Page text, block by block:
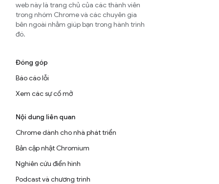
web này là trang chủ của các thành viên
trong nhóm Chrome và các chuyên gia
bên ngoài nhằm giúp bạn trong hành trình
đó.
Đóng góp
Báo cáo lỗi
Xem các sự cố mở
Nội dung liên quan
Chrome dành cho nhà phát triển
Bản cập nhật Chromium
Nghiên cứu điển hình
Podcast và chương trình